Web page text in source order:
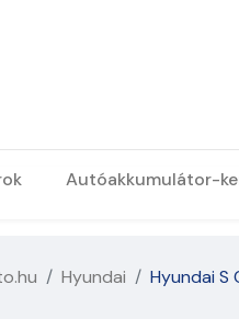
Autóakkumulátor-
Hyundai Hyundai S